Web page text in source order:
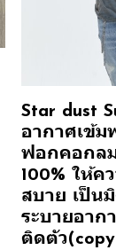
Star dust
อากาศเข้
ฟอกคอกล
100% ให้ค
สบาย เป็น
ระบายอาก
ติดตัว